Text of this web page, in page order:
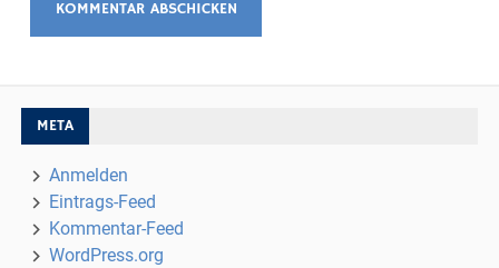
META
Anmelden
Eintrags-Feed
Kommentar-Feed
WordPress.org